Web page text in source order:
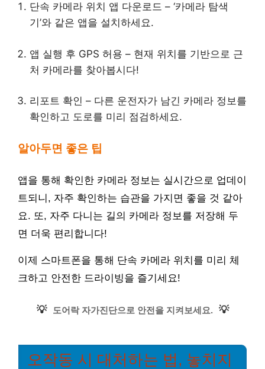
단속 카메라 위치 앱 다운로드 – ‘카메라 탐색
기’와 같은 앱을 설치하세요.
앱 실행 후 GPS 허용 – 현재 위치를 기반으로 근
처 카메라를 찾아봅시다!
리포트 확인 – 다른 운전자가 남긴 카메라 정보를
확인하고 도로를 미리 점검하세요.
알아두면 좋은 팁
앱을 통해 확인한 카메라 정보는 실시간으로 업데이
트되니, 자주 확인하는 습관을 가지면 좋을 것 같아
요. 또, 자주 다니는 길의 카메라 정보를 저장해 두
면 더욱 편리합니다!
이제 스마트폰을 통해 단속 카메라 위치를 미리 체
크하고 안전한 드라이빙을 즐기세요!
💡 도어락 자가진단으로 안전을 지켜보세요. 💡
오작동 시 대처하는 법, 놓치지